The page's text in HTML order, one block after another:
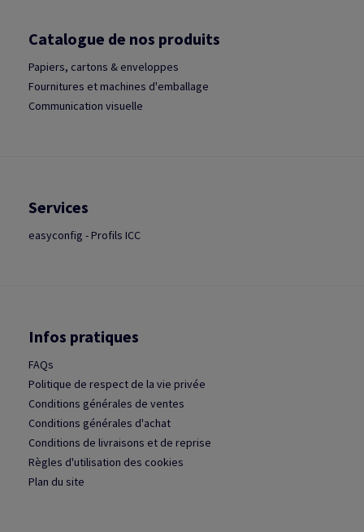
Catalogue de nos produits
Papiers, cartons & enveloppes
Fournitures et machines d'emballage
Communication visuelle
Services
easyconfig - Profils ICC
Infos pratiques
FAQs
Politique de respect de la vie privée
Conditions générales de ventes
Conditions générales d'achat
Conditions de livraisons et de reprise
Règles d'utilisation des cookies
Plan du site